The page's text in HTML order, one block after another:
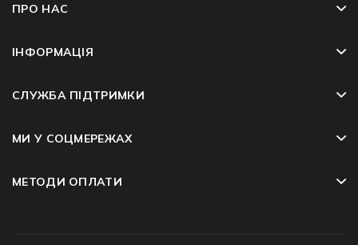
ПРО НАС
ІНФОРМАЦІЯ
СЛУЖБА ПІДТРИМКИ
МИ У СОЦМЕРЕЖАХ
МЕТОДИ ОПЛАТИ